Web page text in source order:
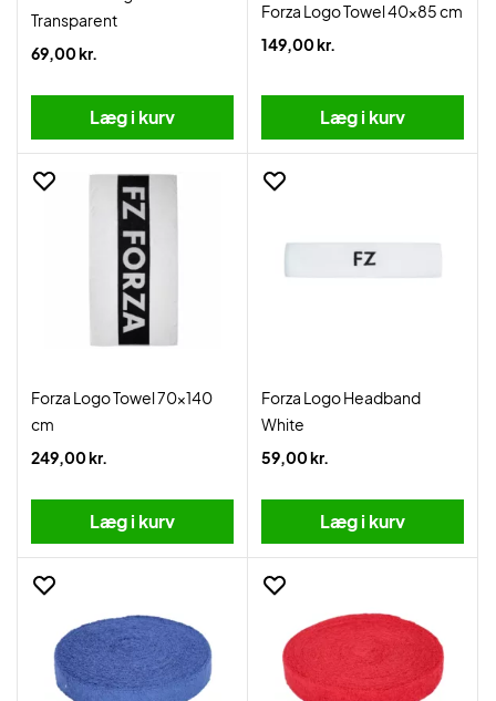
Transparent
69,00 kr.
Læg i kurv
Forza Logo Towel 40x85 cm
149,00 kr.
Læg i kurv
Forza Logo Towel 70x140
cm
249,00 kr.
Læg i kurv
Forza Logo Headband
White
59,00 kr.
Læg i kurv